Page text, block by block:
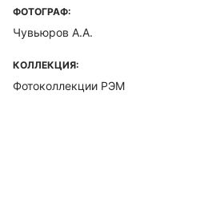
ФОТОГРАФ:
Чувьюров А.А.
КОЛЛЕКЦИЯ:
Фотоколлекции РЭМ